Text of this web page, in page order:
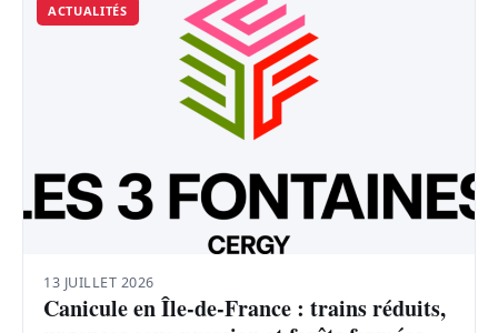
ACTUALITÉS
13 JUILLET 2026
Canicule en Île-de-France : trains réduits,